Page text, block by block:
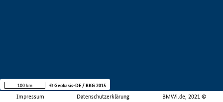
Impressum Datenschutzerklärung BMWi.de, 2021 ©
100 km © Geobasis-DE / BKG 2015